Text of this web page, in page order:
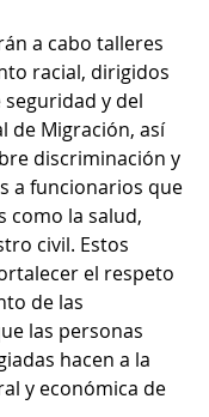
a cabo talleres
racial, dirigidos
y del
de Migración, así
discriminación y
a funcionarios que
como la salud,
civil. Estos
el respeto
de las
las personas
hacen a la
y económica de